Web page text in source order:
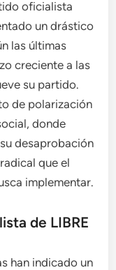
oficialista
un drástico
las últimas
creciente a las
su partido.
de polarización
donde
desaprobación
que el
implementar.
de LIBRE
han indicado un